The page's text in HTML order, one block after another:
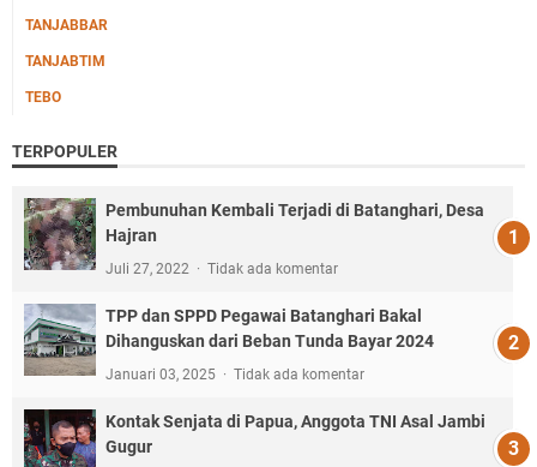
TANJABBAR
TANJABTIM
TEBO
TERPOPULER
Pembunuhan Kembali Terjadi di Batanghari, Desa
Hajran
Juli 27, 2022 Tidak ada komentar
TPP dan SPPD Pegawai Batanghari Bakal
Dihanguskan dari Beban Tunda Bayar 2024
Januari 03, 2025 Tidak ada komentar
Kontak Senjata di Papua, Anggota TNI Asal Jambi
Gugur